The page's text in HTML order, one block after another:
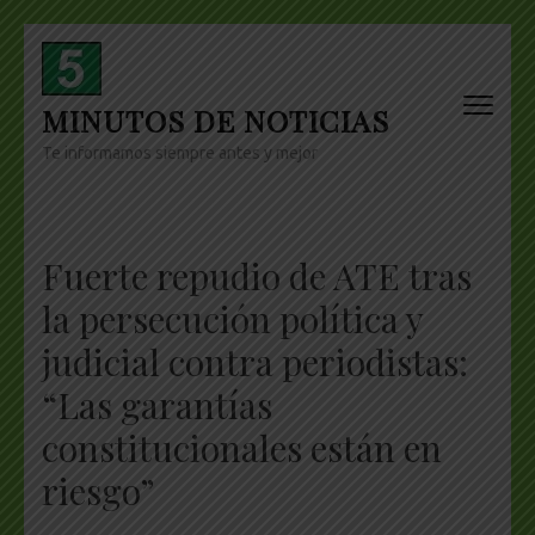
Skip
content
(Press
Enter)
MINUTOS DE NOTICIAS
Te informamos siempre antes y mejor
Fuerte repudio de ATE tras
la persecución política y
judicial contra periodistas:
“Las garantías
constitucionales están en
riesgo”